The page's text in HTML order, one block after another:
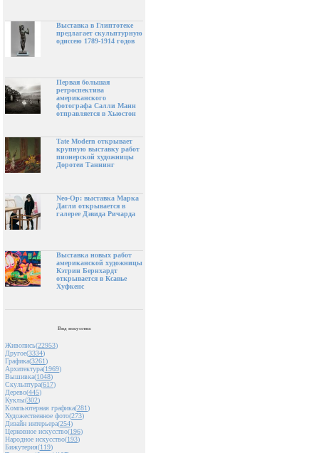
Выставка в Глиптотеке
предлагает скульптурную
одиссею 1789-1914 годов
Первая большая
ретроспектива
американского
фотографа Салли Манн
отправляется в Хьюстон
Tate Modern открывает
крупную выставку работ
пионерской художницы
Доротеи Таннинг
Neo-Op: выставка Марка
Дагли открывается в
галерее Дэвида Ричарда
Выставка новых работ
американской художницы
Кэтрин Бернхардт
открывается в Ксавье
Хуфкенс
Вид искусства
Живопись(22953)
Другое(3334)
Графика(3261)
Архитектура(1969)
Вышивка(1048)
Скульптура(617)
Дерево(445)
Куклы(302)
Компьютерная графика(281)
Художественное фото(273)
Дизайн интерьера(254)
Церковное искусство(196)
Народное искусство(193)
Бижутерия(119)